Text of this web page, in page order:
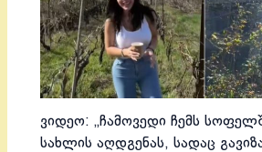
ვიდეო: „ჩამოვედი ჩემს
სახლის აღდგენას, სადაც